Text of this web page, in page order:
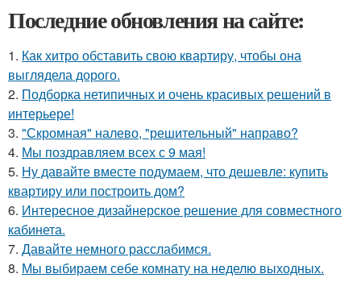
Последние обновления на сайте:
1. Как хитро обставить свою квартиру, чтобы она
выглядела дорого.
2. Подборка нетипичных и очень красивых решений в
интерьере!
3. "Скромная" налево, "решительный" направо?
4. Мы поздравляем всех с 9 мая!
5. Ну давайте вместе подумаем, что дешевле: купить
квартиру или построить дом?
6. Интересное дизайнерское решение для совместного
кабинета.
7. Давайте немного расслабимся.
8. Мы выбираем себе комнату на неделю выходных.